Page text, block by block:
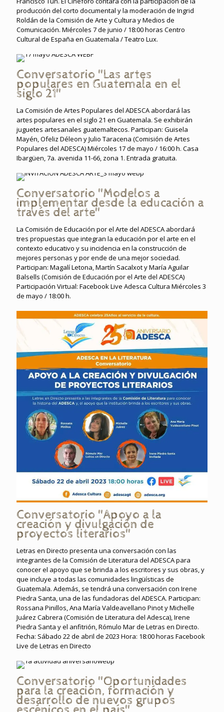
producción del corto documental y la moderación de Ingrid
Roldán de la Comisión de Arte y Cultura y Medios de
Comunicación. Miércoles 7 de junio / 18:00 horas Centro
Cultural de España en Guatemala / Teatro Lux.
Conversatorio "Las artes
populares en Guatemala en el
siglo 21"
La Comisión de Artes Populares del ADESCA abordará las
artes populares en el siglo 21 en Guatemala. Se exhibirán
juguetes artesanales guatemaltecos. Participan: Guisela
Mayén, Ofeliz Déleon y Julio Taracena (Comisión de Artes
Populares del ADESCA) Miércoles 17 de mayo / 16:00 h. Casa
Ibargüen, 7a. avenida 11-66, zona 1. Entrada gratuita.
Conversatorio "Modelos a
implementar desde la educación a
través del arte"
La Comisión de Educación por el Arte del ADESCA abordará
tres propuestas que integran la educación por el arte en el
contexto educativo y su incidencia en la construcción de
mejores personas y por ende de una mejor sociedad.
Participan: Magalí Letona, Martín Sacalxot y María Aguilar
Balsells (Comisión de Educación por el Arte del ADESCA)
Participación Virtual: Facebook Live Adesca Cultura Miércoles 3
de mayo / 18:00 h.
Conversatorio "Apoyo a la
creación y divulgación de
proyectos literarios"
Letras en Directo presenta una conversación con las
integrantes de la Comisión de Literatura del ADESCA para
conocer el apoyo que se brinda a los escritores y sus obras, y
que incluye a todas las comunidades lingüísticas de
Guatemala. Además, se tendrá una conversación con Irene
Piedra Santa, una de las fundadoras del ADESCA. Participan:
Rossana Pinillos, Ana María Valdeavellano Pinot y Michelle
Juárez Cabrera (Comisión de Literatura del Adesca), Irene
Piedra Santa y el anfitrión, Rómulo Mar de Letras en Directo.
Fecha: Sábado 22 de abril de 2023 Hora: 18:00 horas Facebook
Live de Letras en Directo
Conversatorio "Oportunidades
para la creación, formación y
desarrollo de nuevos grupos